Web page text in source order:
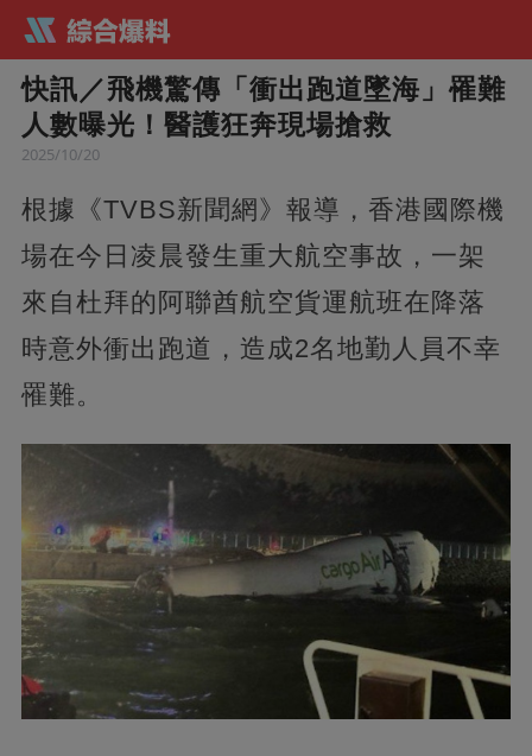
快訊／飛機驚傳「衝出跑道墜海」罹難
人數曝光！醫護狂奔現場搶救
2025/10/20
根據《TVBS新聞網》報導，香港國際機
場在今日凌晨發生重大航空事故，一架
來自杜拜的阿聯酋航空貨運航班在降落
時意外衝出跑道，造成2名地勤人員不幸
罹難。